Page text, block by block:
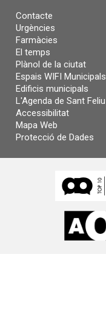
Contacte
Urgències
Farmàcies
El temps
Plànol de la ciutat
Espais WIFI Municipals
Edificis municipals
L'Agenda de Sant Feliu
Accessibilitat
Mapa Web
Protecció de Dades